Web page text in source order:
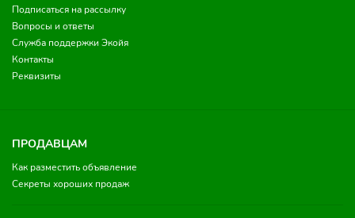
Подписаться на рассылку
Вопросы и ответы
Служба поддержки Экойя
Контакты
Реквизиты
ПРОДАВЦАМ
Как разместить объявление
Секреты хороших продаж